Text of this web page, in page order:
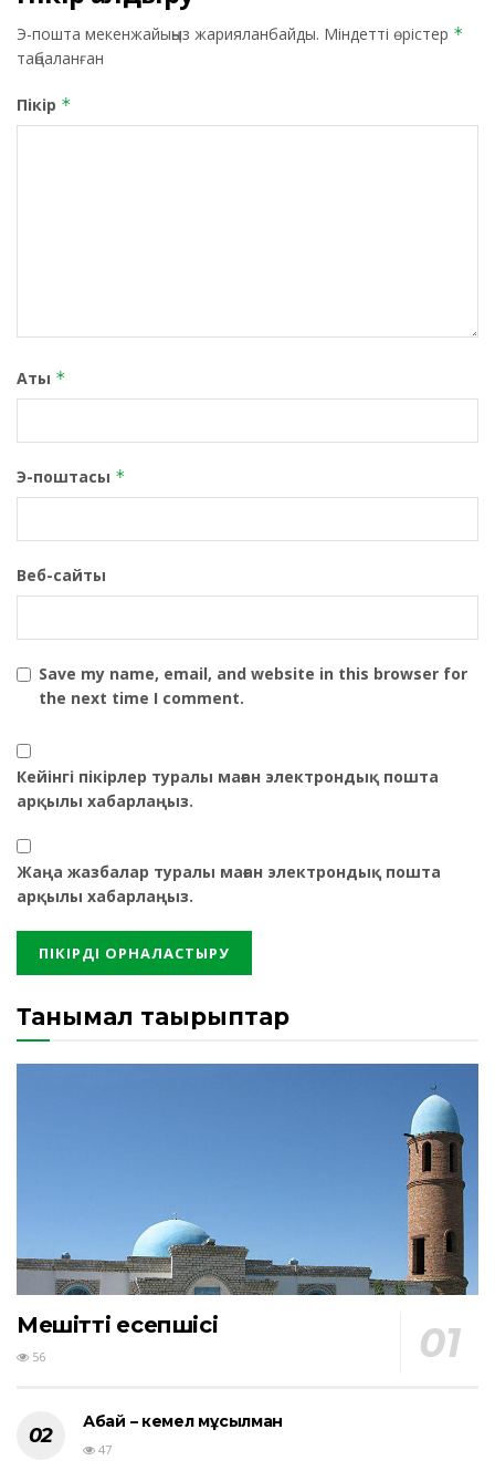
Э-пошта мекенжайыңыз жарияланбайды. Міндетті өрістер *
таңбаланған
Пікір *
Аты *
Э-поштасы *
Веб-сайты
Save my name, email, and website in this browser for
the next time I comment.
Кейінгі пікірлер туралы маған электрондық пошта
арқылы хабарлаңыз.
Жаңа жазбалар туралы маған электрондық пошта
арқылы хабарлаңыз.
Танымал тақырыптар
Мешіттің есепшісі
56
Абай – кемел мұсылман
47